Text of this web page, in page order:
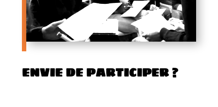
ENVIE DE PARTICIPER ?